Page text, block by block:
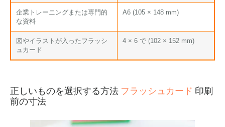
企業トレーニングまたは専門的
な資料
A6 (105 × 148 mm)
図やイラストが入ったフラッシ
ュカード
4 × 6 で (102 × 152 mm)
正しいものを選択する方法 フラッシュカード 印刷
前の寸法